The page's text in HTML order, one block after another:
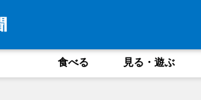
食べる 見る・遊ぶ